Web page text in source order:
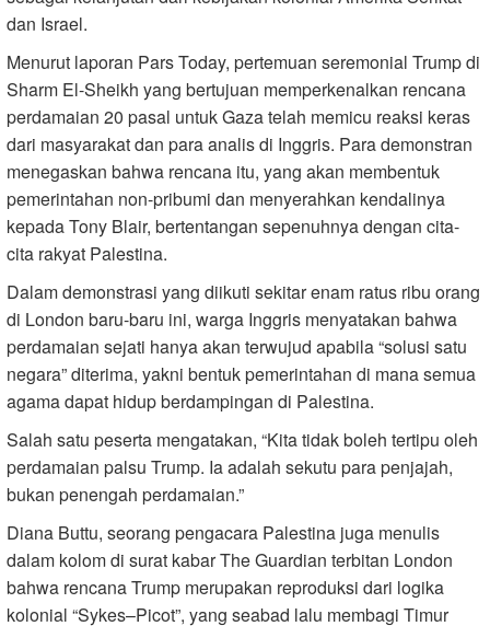
dan Israel.
Menurut laporan Pars Today, pertemuan seremonial Trump di
Sharm El-Sheikh yang bertujuan memperkenalkan rencana
perdamaian 20 pasal untuk Gaza telah memicu reaksi keras
dari masyarakat dan para analis di Inggris. Para demonstran
menegaskan bahwa rencana itu, yang akan membentuk
pemerintahan non-pribumi dan menyerahkan kendalinya
kepada Tony Blair, bertentangan sepenuhnya dengan cita-
cita rakyat Palestina.
Dalam demonstrasi yang diikuti sekitar enam ratus ribu orang
di London baru-baru ini, warga Inggris menyatakan bahwa
perdamaian sejati hanya akan terwujud apabila “solusi satu
negara” diterima, yakni bentuk pemerintahan di mana semua
agama dapat hidup berdampingan di Palestina.
Salah satu peserta mengatakan, “Kita tidak boleh tertipu oleh
perdamaian palsu Trump. Ia adalah sekutu para penjajah,
bukan penengah perdamaian.”
Diana Buttu, seorang pengacara Palestina juga menulis
dalam kolom di surat kabar The Guardian terbitan London
bahwa rencana Trump merupakan reproduksi dari logika
kolonial “Sykes–Picot”, yang seabad lalu membagi Timur